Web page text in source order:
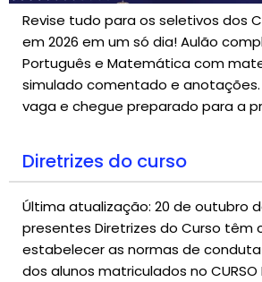
Revise tudo para os seletivos dos
em 2026 em um só dia! Aulão
Português e Matemática com
simulado comentado e
vaga e chegue preparado para a
Diretrizes do curso
Última atualização: 20 de outubro
presentes Diretrizes do Curso têm
estabelecer as normas de
dos alunos matriculados no CURSO